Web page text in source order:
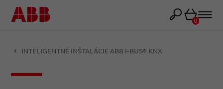
Košík
0
INTELIGENTNÉ INŠTALÁCIE ABB I-BUS® KNX